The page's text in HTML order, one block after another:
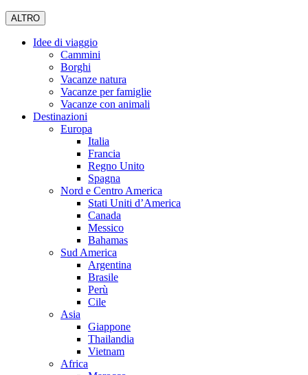
ALTRO
Idee di viaggio
Cammini
Borghi
Vacanze natura
Vacanze per famiglie
Vacanze con animali
Destinazioni
Europa
Italia
Francia
Regno Unito
Spagna
Nord e Centro America
Stati Uniti d’America
Canada
Messico
Bahamas
Sud America
Argentina
Brasile
Perù
Cile
Asia
Giappone
Thailandia
Vietnam
Africa